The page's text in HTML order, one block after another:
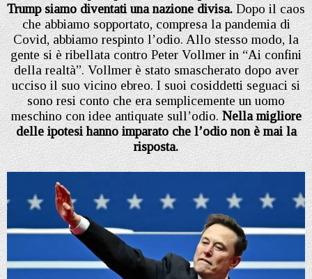
Trump siamo diventati una nazione divisa.Dopo il caos
che abbiamo sopportato, compresa la pandemia di
Covid, abbiamo respinto l’odio. Allo stesso modo, la
gente si è ribellata contro Peter Vollmer in “Ai confini
della realtà”. Vollmer è stato smascherato dopo aver
ucciso il suo vicino ebreo. I suoi cosiddetti seguaci si
sono resi conto che era semplicemente un uomo
meschino con idee antiquate sull’odio.Nella migliore
delle ipotesi hanno imparato che l’odio non è mai la
risposta.